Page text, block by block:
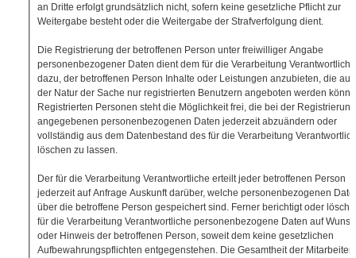
an Dritte erfolgt grundsätzlich nicht, sofern keine gesetzliche Pflicht zur
Weitergabe besteht oder die Weitergabe der Strafverfolgung dient.
Die Registrierung der betroffenen Person unter freiwilliger Angabe
personenbezogener Daten dient dem für die Verarbeitung
dazu, der betroffenen Person Inhalte oder Leistungen anzubieten, die
der Natur der Sache nur registrierten Benutzern angeboten werden
Registrierten Personen steht die Möglichkeit frei, die bei der Registrierung
angegebenen personenbezogenen Daten jederzeit abzuändern oder
vollständig aus dem Datenbestand des für die Verarbeitung
löschen zu lassen.
Der für die Verarbeitung Verantwortliche erteilt jeder betroffenen Person
jederzeit auf Anfrage Auskunft darüber, welche personenbezogenen
über die betroffene Person gespeichert sind. Ferner berichtigt oder löscht
für die Verarbeitung Verantwortliche personenbezogene Daten auf
oder Hinweis der betroffenen Person, soweit dem keine gesetzlichen
Aufbewahrungspflichten entgegenstehen. Die Gesamtheit der Mitarbeiter